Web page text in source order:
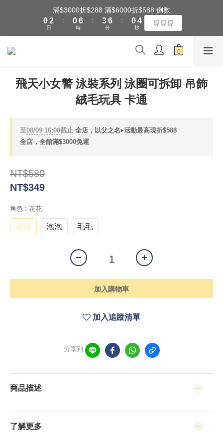
全館滿$3000享『超商』免運費
滿$3000折$288 滿$6000折$588 倒數
0
3
2
1
日
:
1
0
7
6
5
1
0
時
:
4
3
2
7
6
5
0
分
:
1
0
5
4
3
1
秒
🛒🛒🛒
全館滿$3000享『超商』免運費
飛天小女警 泳裝系列 泳圈可拆卸 吊飾
絨毛玩具 卡通
至08/09 16:00截止 全店，以父之名‣活動最高現折$588
全店，全館滿$3000免運
NT$580
NT$349
角色 : 花花
花花 泡泡 毛毛
加入購物車
加入追蹤清單
分享到
商品描述
了解更多